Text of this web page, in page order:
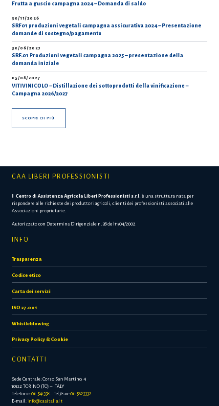
Frutta a guscio campagna 2024 – Domanda di saldo
30/11/2026
SRF01 produzioni vegetali campagna assicurativa 2024 – Presentazione
domande di sostegno/pagamento
30/06/2027
SRF.01 Produzioni vegetali campagna 2025 – presentazione della
domanda iniziale
05/08/2027
VITIVINICOLO – Distillazione dei sottoprodotti della vinificazione –
Campagna 2026/2027
SCOPRI DI PIÙ
CAA LIBERI PROFESSIONISTI
Il Centro di Assistenza Agricola Liberi Professionisti s.r.l. è una struttura nata per
rispondere alle richieste dei produttori agricoli, clienti dei professionisti associati alle
Associazioni proprietarie.
Autorizzato con Determina Dirigenziale n. 38 del 11/04/2002
INFO
Trasparenza
Codice etico
Carta dei servizi
ISO 27.001
Whistleblowing
Privacy Policy & Cookie
CONTATTI
Sede Centrale: Corso San Martino, 4
10122 TORINO (TO) – ITALY
Telefono:011.541338– Tel/Fax:011.5623332
E-mail: info@caaitalia.it